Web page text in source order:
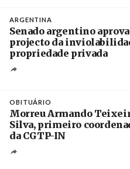
ARGENTINA
Senado argentino aprova
projecto da
propriedade privada
OBITUÁRIO
Morreu Armando
Silva, primeiro
da CGTP-IN